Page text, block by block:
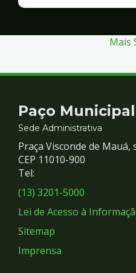
Mais
Contato
e
Redes
Sociais
Paço Municipal
Sede Administrativa
Praça Visconde de Mauá,
CEP 11010-900
Tel:
(13) 3201-5000
Lei de Acesso à
Sitemap
Imprensa